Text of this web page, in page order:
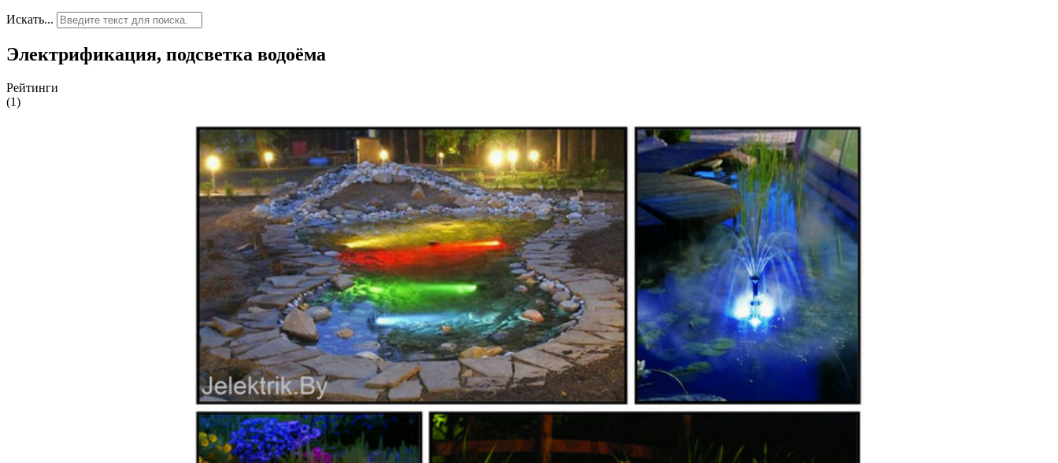
Искать...
Электрификация, подсветка водоёма
Рейтинги
(1)